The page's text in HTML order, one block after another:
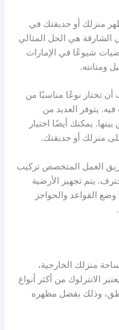
منزلك أو حديقتك في
الشارقة هي الحل المثالي
شيوعًا في الإمارات
ومتانته.
تختار نوعًا مناسبًا من
يتوفر العديد من
يمكنك أيضًا اختيار
منزلك أو حديقتك.
العمل المتخصص تركيب
يتم تجهيز الأرضية
القواعد والحواجز
منزلك الخارجية،
الانترلوك من أكثر أنواع
وذلك بفضل مظهره